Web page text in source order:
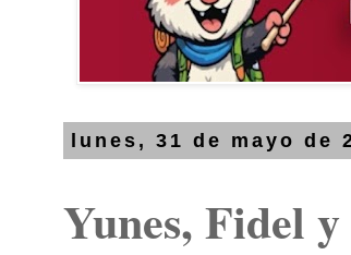
lunes, 31 de mayo de
Yunes, Fidel